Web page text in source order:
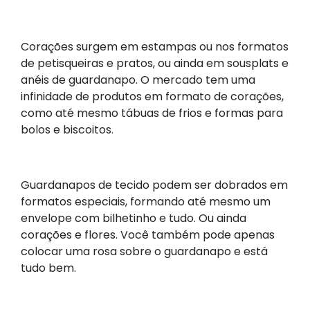
Corações surgem em estampas ou nos formatos
de petisqueiras e pratos, ou ainda em sousplats e
anéis de guardanapo. O mercado tem uma
infinidade de produtos em formato de corações,
como até mesmo tábuas de frios e formas para
bolos e biscoitos.
Guardanapos de tecido podem ser dobrados em
formatos especiais, formando até mesmo um
envelope com bilhetinho e tudo. Ou ainda
corações e flores. Você também pode apenas
colocar uma rosa sobre o guardanapo e está
tudo bem.